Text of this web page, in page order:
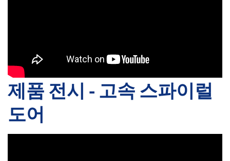
제품 전시 - 고속 스파이럴
도어